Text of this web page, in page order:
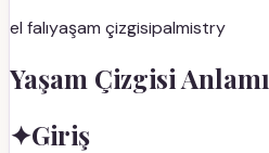
el falıyaşam çizgisipalmistry
Yaşam Çizgisi Anlamı
✦Giriş